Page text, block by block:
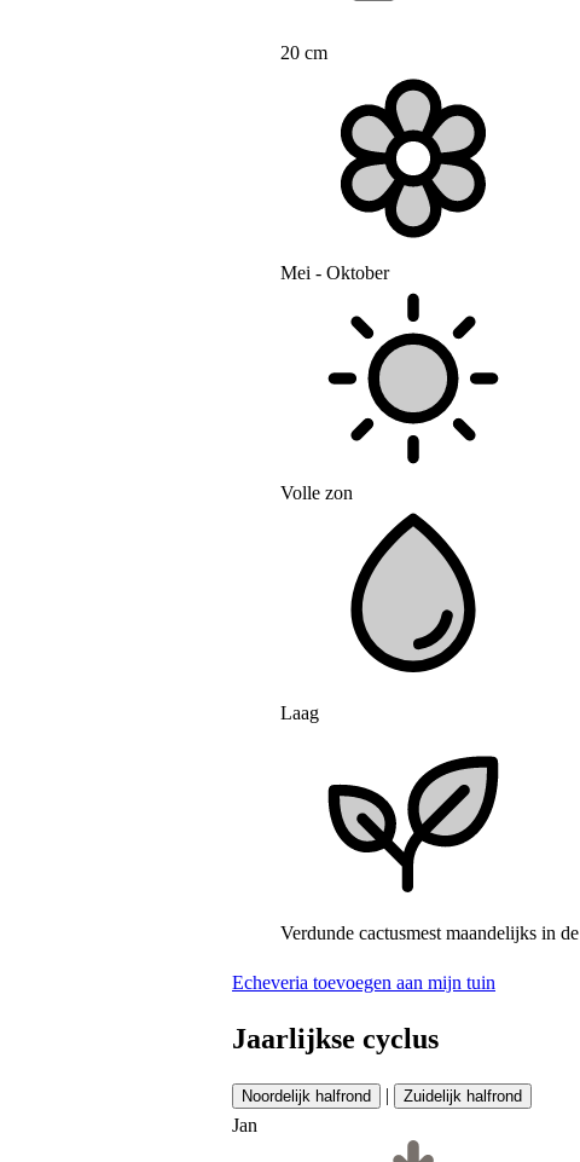
20 cm
Mei - Oktober
Volle zon
Laag
Verdunde cactusmest maandelijks in
Echeveria toevoegen aan mijn tuin
Jaarlijkse cyclus
Noordelijk halfrond | Zuidelijk halfrond
Jan